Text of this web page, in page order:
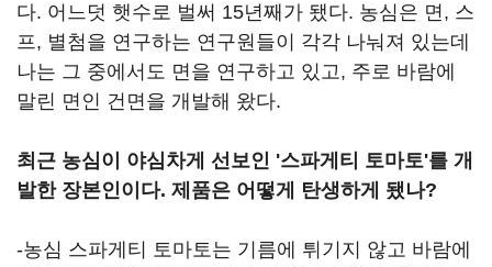
다. 어느덧 햇수로 벌써 15년째가 됐다. 농심은 면, 스
프, 별첨을 연구하는 연구원들이 각각 나눠져 있는데
나는 그 중에서도 면을 연구하고 있고, 주로 바람에
말린 면인 건면을 개발해 왔다.
최근 농심이 야심차게 선보인 '스파게티 토마토'를 개
발한 장본인이다. 제품은 어떻게 탄생하게 됐나?
-농심 스파게티 토마토는 기름에 튀기지 않고 바람에